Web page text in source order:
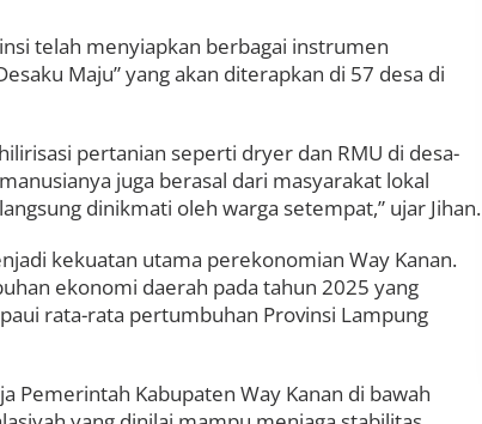
telah menyiapkan berbagai instrumen
Maju” yang akan diterapkan di 57 desa di
pertanian seperti dryer dan RMU di desa-
juga berasal dari masyarakat lokal
dinikmati oleh warga setempat,” ujar Jihan.
kekuatan utama perekonomian Way Kanan.
ekonomi daerah pada tahun 2025 yang
rata-rata pertumbuhan Provinsi Lampung
Pemerintah Kabupaten Way Kanan di bawah